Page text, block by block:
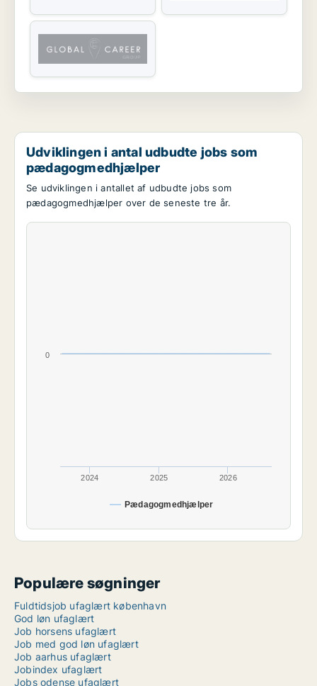
Udviklingen i antal udbudte jobs som
pædagogmedhjælper
Se udviklingen i antallet af udbudte jobs som
pædagogmedhjælper over de seneste tre år.
Pædagogmedhjælper
2024 2025 2026
0
Populære søgninger
Fuldtidsjob ufaglært københavn
God løn ufaglært
Job horsens ufaglært
Job med god løn ufaglært
Job aarhus ufaglært
Jobindex ufaglært
Jobs odense ufaglært